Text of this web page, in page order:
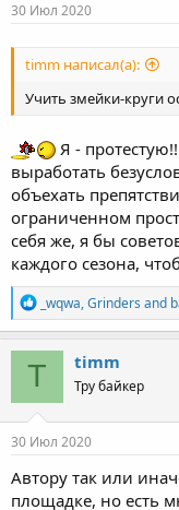
30 Июл 2020
timm написал(а):
Учить змейки-круги
Я -
выработать
объехать
ограниченном
себя же, я бы
каждого сезона,
R
e
a
c
t
o
n
s
_wqwa,Grinders and
T timm
Тру байкер
30 Июл 2020
Автору так или
площадке, но есть